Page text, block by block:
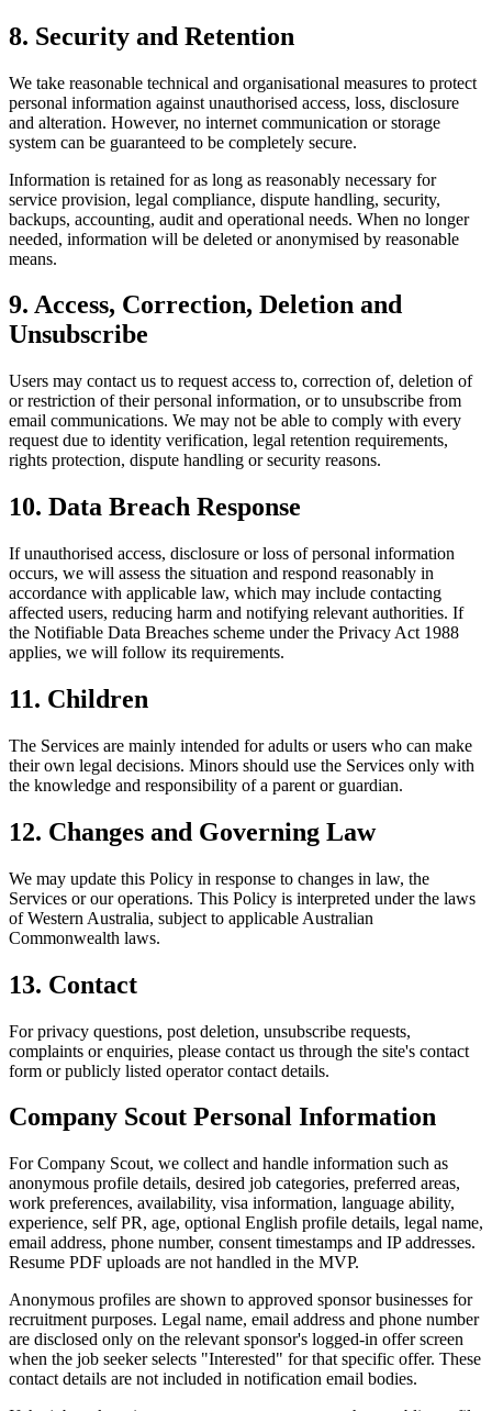
8. Security and Retention
We take reasonable technical and organisational measures to protect
personal information against unauthorised access, loss, disclosure
and alteration. However, no internet communication or storage
system can be guaranteed to be completely secure.
Information is retained for as long as reasonably necessary for
service provision, legal compliance, dispute handling, security,
backups, accounting, audit and operational needs. When no longer
needed, information will be deleted or anonymised by reasonable
means.
9. Access, Correction, Deletion and
Unsubscribe
Users may contact us to request access to, correction of, deletion of
or restriction of their personal information, or to unsubscribe from
email communications. We may not be able to comply with every
request due to identity verification, legal retention requirements,
rights protection, dispute handling or security reasons.
10. Data Breach Response
If unauthorised access, disclosure or loss of personal information
occurs, we will assess the situation and respond reasonably in
accordance with applicable law, which may include contacting
affected users, reducing harm and notifying relevant authorities. If
the Notifiable Data Breaches scheme under the Privacy Act 1988
applies, we will follow its requirements.
11. Children
The Services are mainly intended for adults or users who can make
their own legal decisions. Minors should use the Services only with
the knowledge and responsibility of a parent or guardian.
12. Changes and Governing Law
We may update this Policy in response to changes in law, the
Services or our operations. This Policy is interpreted under the laws
of Western Australia, subject to applicable Australian
Commonwealth laws.
13. Contact
For privacy questions, post deletion, unsubscribe requests,
complaints or enquiries, please contact us through the site's contact
form or publicly listed operator contact details.
Company Scout Personal Information
For Company Scout, we collect and handle information such as
anonymous profile details, desired job categories, preferred areas,
work preferences, availability, visa information, language ability,
experience, self PR, age, optional English profile details, legal name,
email address, phone number, consent timestamps and IP addresses.
Resume PDF uploads are not handled in the MVP.
Anonymous profiles are shown to approved sponsor businesses for
recruitment purposes. Legal name, email address and phone number
are disclosed only on the relevant sponsor's logged-in offer screen
when the job seeker selects "Interested" for that specific offer. These
contact details are not included in notification email bodies.